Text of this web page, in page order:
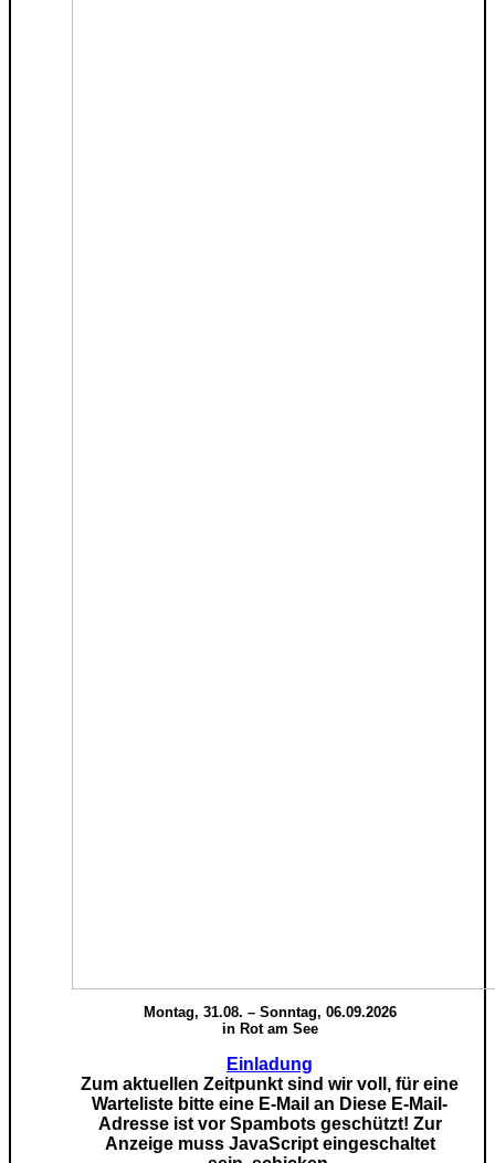
Montag, 31.08. – Sonntag, 06.09.2026
in Rot am See
Einladung
Zum aktuellen Zeitpunkt sind wir voll, für eine
Warteliste bitte eine E-Mail an Diese E-Mail-
Adresse ist vor Spambots geschützt! Zur
Anzeige muss JavaScript eingeschaltet